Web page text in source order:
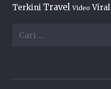
Terkini Travel Video Viral
Cari